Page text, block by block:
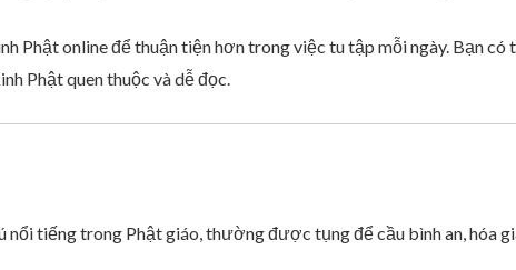
Phật online để thuận tiện hơn trong việc tu tập mỗi ngày. Bạn
Phật quen thuộc và dễ đọc.
nổi tiếng trong Phật giáo, thường được tụng để cầu bình an, hóa